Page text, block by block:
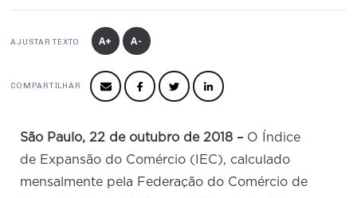
Inteligência Artificial
PROJETOS ESPECIAIS:
Afixação de preços e fiscalização
Logística Reversa
SENAC
Prêmio de Sustentabilidade
Conselho de Emprego e Relações do Trabalho
Conselho de Assuntos Tributários
Conselho Estadual de Defesa do Contribuinte
Conselho de Economia Empresarial e Política
Conselho Superior de Direito
Conselho do Comércio Atacadista
Conselho de Serviços
AJUSTAR TEXTO A+ A-
COMPARTILHAR
São Paulo, 22 de outubro de 2018 – O Índice
de Expansão do Comércio (IEC), calculado
mensalmente pela Federação do Comércio de